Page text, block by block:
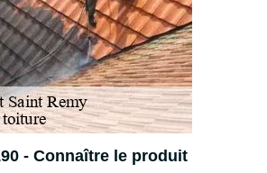
- Connaître le produit